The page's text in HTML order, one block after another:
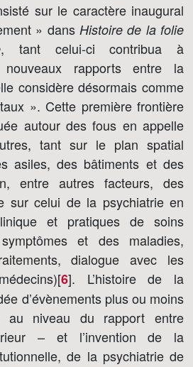
sur le caractère inaugural
» dans Histoire de la folie
, tant celui-ci contribua à
nouveaux rapports entre la
considère désormais comme
». Cette première frontière
autour des fous en appelle
tant sur le plan spatial
asiles, des bâtiments et des
entre autres facteurs, des
sur celui de la psychiatrie en
et pratiques de soins
et des maladies,
dialogue avec les
6]. L’histoire de la
d’évènements plus ou moins
au niveau du rapport entre
– et l’invention de la
de la psychiatrie de